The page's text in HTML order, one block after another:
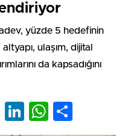
yüzde 5 hedefinin
ulaşım, dijital
da kapsadığını
Tumblr
LinkedIn